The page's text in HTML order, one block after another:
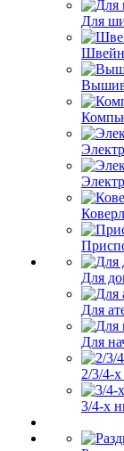
Для
Для
Для
Для
2/3/4-
3/4-х